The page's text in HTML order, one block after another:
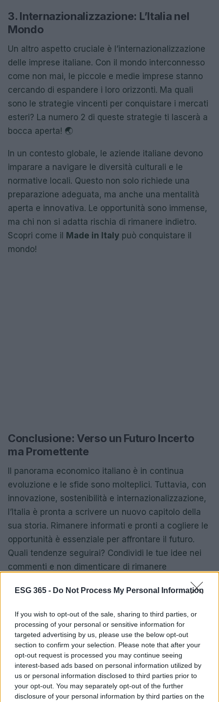
ESG 365 - Do Not Process My Personal Information
If you wish to opt-out of the sale, sharing to third parties, or
processing of your personal or sensitive information for
targeted advertising by us, please use the below opt-out
section to confirm your selection. Please note that after your
opt-out request is processed you may continue seeing
interest-based ads based on personal information utilized by
us or personal information disclosed to third parties prior to
your opt-out. You may separately opt-out of the further
disclosure of your personal information by third parties on the
3. Internazionalizzazione: L’Italia nel
Mondo
Un altro aspetto cruciale è l’internazionalizzazione
delle imprese italiane. Con il mondo interconnesso
come non mai, le piccole e medie imprese stanno
cercando di espandere i loro orizzonti. Ma quali
sono le strategie vincenti per conquistare i mercati
esteri? La numero 2 di queste strategie ti lascerà a
bocca aperta! 🌏
In un contesto globale, le aziende italiane devono
imparare a navigare le diversità culturali e le
normative locali. Questo non solo richiede una
preparazione adeguata, ma anche una mentalità
aperta e innovativa. Le opportunità sono immense,
ma chi non si adatta rischia di rimanere indietro.
Scopri come il Made in Italy può conquistare il
mondo!
Conclusione: Verso un Futuro Incerto
ma Promettente
Il panorama economico italiano è in continua
evoluzione e le sfide sono molteplici. Tuttavia, con
innovazione, sostenibilità e internazionalizzazione,
l’Italia è pronta a scrivere un nuovo capitolo della
sua storia. Rimanere informati e pronti a cogliere le
opportunità è essenziale per affrontare il futuro.
Quali tendenze seguirai? Condividi le tue idee nei
commenti e non dimenticare di rimanere
AUTORE
AiAdhubMedia